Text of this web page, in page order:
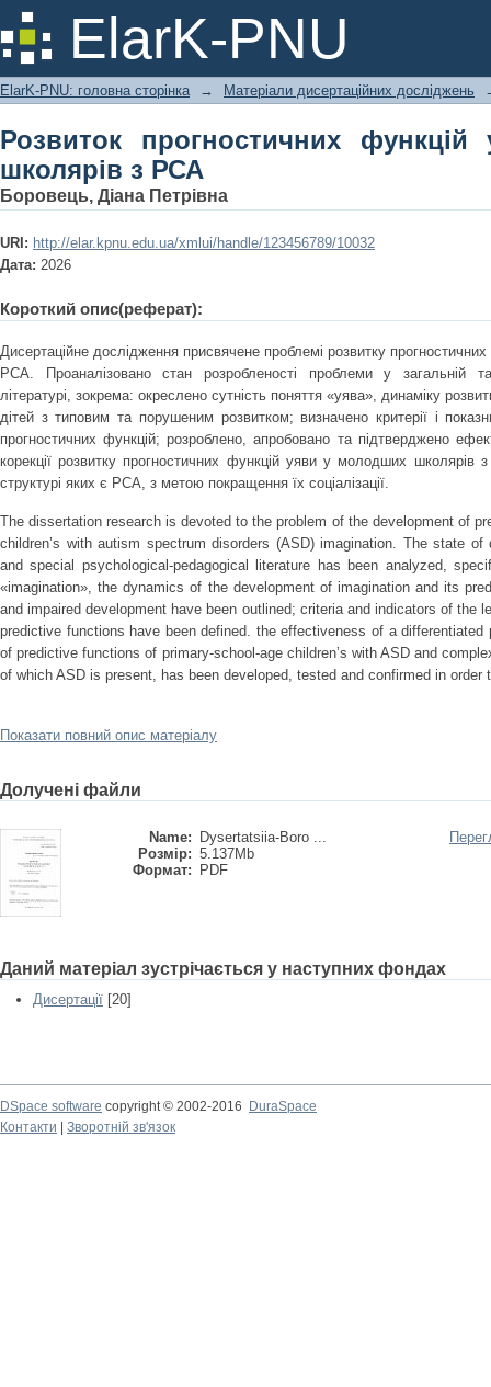
ElarK-PNU
Розвиток прогностичних функцій
ElarK-PNU: головна сторінка → Матеріали дисертаційних досліджень
Розвиток прогностичних
школярів з РСА
Боровець, Діана Петрівна
URI: http://elar.kpnu.edu.ua/xmlui/handle/123456789/10032
Дата: 2026
Короткий опис(реферат):
Дисертаційне дослідження присвячене проблемі розвитку
РСА. Проаналізовано стан розробленості проблеми у загальній та
літературі, зокрема: окреслено сутність поняття «уява», динаміку
дітей з типовим та порушеним розвитком; визначено критерії і
прогностичних функцій; розроблено, апробовано та підтверджено
корекції розвитку прогностичних функцій уяви у молодших
структурі яких є РСА, з метою покращення їх соціалізації.
The dissertation research is devoted to the problem of the development of
children’s with autism spectrum disorders (ASD) imagination. The state
and special psychological-pedagogical literature has been analyzed,
«imagination», the dynamics of the development of imagination and its
and impaired development have been outlined; сriteria and indicators of the
predictive functions have been defined. the effectiveness of a differentiated
of predictive functions of primary-school-age children’s with ASD and
of which ASD is present, has been developed, tested and confirmed in order
Показати повний опис матеріалу
Долучені файли
Name:
Dysertatsiia-Boro ...
Розмір: 5.137Mb
Формат:
PDF
Даний матеріал зустрічається у наступних фондах
Дисертації [20]
DSpace software copyright © 2002-2016
DuraSpace
Контакти
Зворотній зв'язок